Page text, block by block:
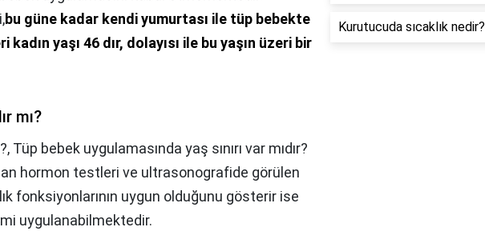
bu güne kadar kendi yumurtası ile tüp bebekte
yaşı 46 dır, dolayısı ile bu yaşın üzeri bir
mı?
Tüp bebek uygulamasında yaş sınırı var mıdır?
hormon testleri ve ultrasonografide görülen
fonksiyonlarının uygun olduğunu gösterir ise
uygulanabilmektedir.
Kurutucuda sıcaklık nedir?